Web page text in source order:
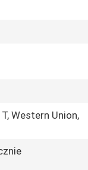
Western Union,